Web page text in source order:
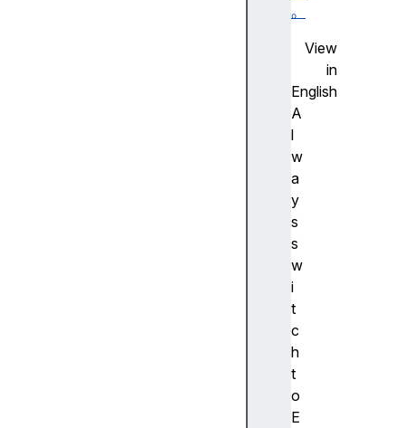
。
View
in
English
A
l
w
a
y
s
s
w
i
t
c
h
t
o
E